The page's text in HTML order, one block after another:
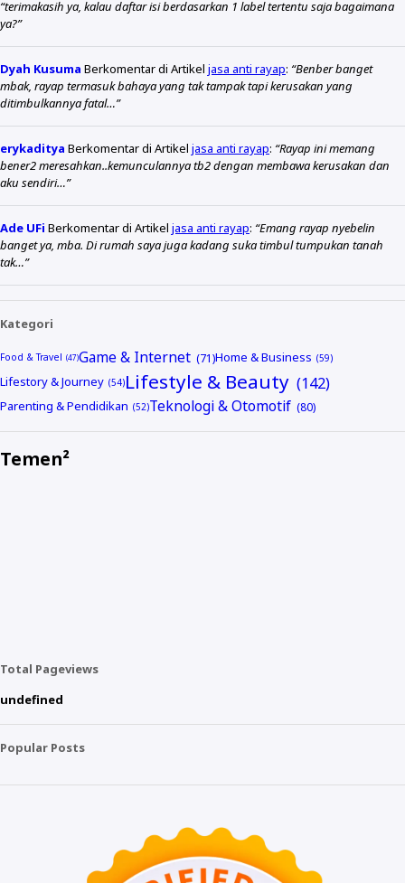
“terimakasih ya, kalau daftar isi berdasarkan 1 label tertentu saja bagaimana
ya?”
Dyah Kusuma Berkomentar di Artikel jasa anti rayap: “Benber banget
mbak, rayap termasuk bahaya yang tak tampak tapi kerusakan yang
ditimbulkannya fatal…”
erykaditya Berkomentar di Artikel jasa anti rayap: “Rayap ini memang
bener2 meresahkan..kemunculannya tb2 dengan membawa kerusakan dan
aku sendiri…”
Ade UFi Berkomentar di Artikel jasa anti rayap: “Emang rayap nyebelin
banget ya, mba. Di rumah saya juga kadang suka timbul tumpukan tanah
tak…”
Kategori
Food & Travel Game & Internet
Home & Business
Lifestory & Journey
Lifestyle & Beauty
Parenting & Pendidikan Teknologi & Otomotif
Temen²
Total Pageviews
undefned
Popular Posts